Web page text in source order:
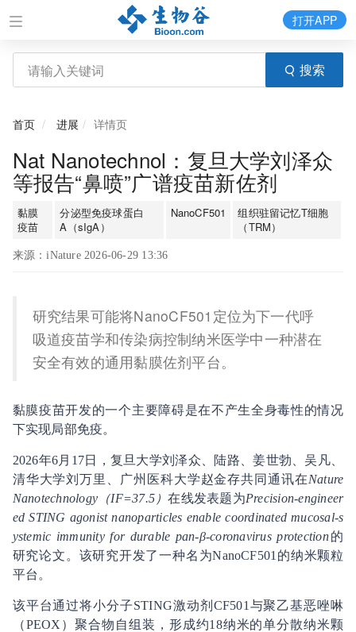
搜索
打开APP
首页 进展 详情页
Nat Nanotechnol：复旦大学刘泽众
等报告“鼻喷”广谱疫苗新佐剂
黏膜
疫苗
分泌型免疫球蛋白
A（sIgA）
NanoCF501
组织驻留记忆T细胞
（TRM）
来源：iNature 2026-06-29 13:36
研究结果可能将NanoCF501定位为下一代呼
吸道疫苗学和传染病控制纳米医学中一种潜在
安全有效的通用黏膜佐剂平台。
黏膜疫苗开发的一个主要障碍是在不产生全身毒性的情况
下实现局部免疫。
2026年6月17日，复旦大学刘泽众、陆路、姜世勃、吴凡、
清华大学刘万里、广州医科大学赵金存共同通讯在Nature
Nanotechnology（IF=37.5）在线发表题为Precision-engineer
ed STING agonist nanoparticles enable coordinated mucosal-s
ystemic immunity for durable pan-β-coronavirus protection的
研究论文。该研究开发了一种名为NanoCF501的纳米颗粒
平台。
该平台通过将小分子STING激动剂CF501与聚乙基恶唑啉
（PEOX）聚合物自组装，形成约18纳米的单分散纳米颗